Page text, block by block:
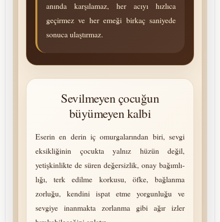
anında karşılamaz, her acıyı hızlıca
geçirmez ve her emeği birkaç saniyede
sonuca ulaştırmaz.
Sevilmeyen çocuğun
büyümeyen kalbi
Eserin en derin iç omurgalarından biri, sevgi
eksikliğinin çocukta yalnız hüzün değil,
yetişkinlikte de süren de­ğer­siz­lik, onay ba­ğım­lı­
lığı, terk edilme korkusu, öfke, bağlanma
zorluğu, kendini ispat etme yorgunluğu ve
sevgiye inanmakta zorlanma gibi ağır izler